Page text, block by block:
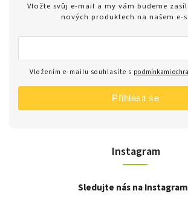
Instagram
Sledujte nás na
Vložte svůj e-mail a my vám budeme
nových produktech na našem e-
Vložením e-mailu souhlasíte s podmínkami
Přihlásit se